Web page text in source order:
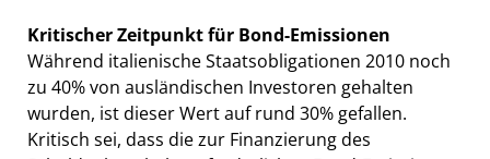
Kritischer Zeitpunkt für Bond-Emissionen
Während italienische Staatsobligationen 2010 noch
zu 40% von ausländischen Investoren gehalten
wurden, ist dieser Wert auf rund 30% gefallen.
Kritisch sei, dass die zur Finanzierung des